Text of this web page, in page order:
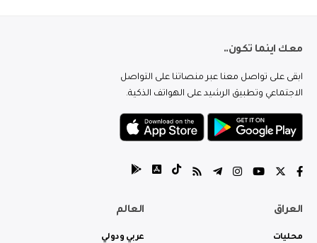
معك اينما تكون..
ابقى على تواصل معنا عبر منصاتنا على التواصل
الاجتماعي وتطبيق الرشيد على الهواتف الذكية.
العراق
محليات
العالم
عربي ودولي